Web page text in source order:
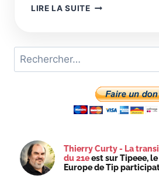
LIRE LA SUITEUN
ET
PORTEUR
DE
ÉCONOMIQUE
Rechercher :
Thierry Curty - La
du 21eest sur Tipeee, le
Europe de Tip